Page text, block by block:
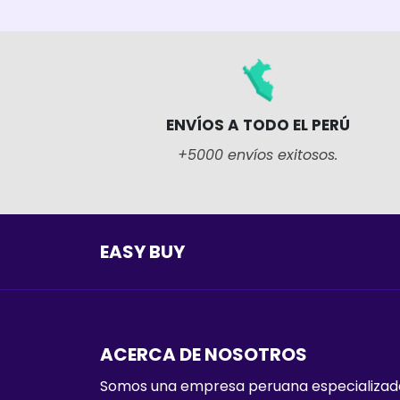
ENVÍOS A TODO EL PERÚ
+5000 envíos exitosos.
EASY BUY
ACERCA DE NOSOTROS
Somos una empresa peruana